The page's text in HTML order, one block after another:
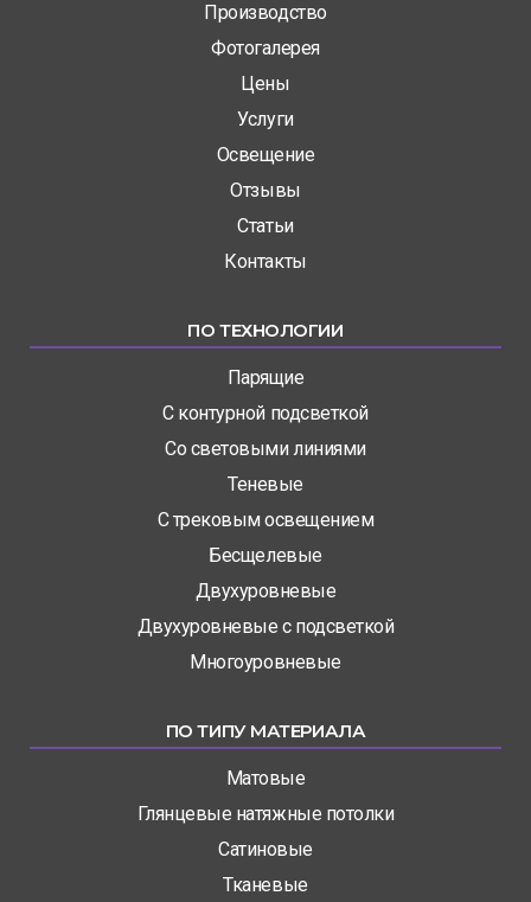
Производство
Фотогалерея
Цены
Услуги
Освещение
Отзывы
Статьи
Контакты
ПО ТЕХНОЛОГИИ
Парящие
С контурной подсветкой
Со световыми линиями
Теневые
С трековым освещением
Бесщелевые
Двухуровневые
Двухуровневые с подсветкой
Многоуровневые
ПО ТИПУ МАТЕРИАЛА
Матовые
Глянцевые натяжные потолки
Сатиновые
Тканевые